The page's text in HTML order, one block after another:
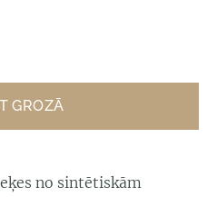
GROZĀ
no sintētiskām